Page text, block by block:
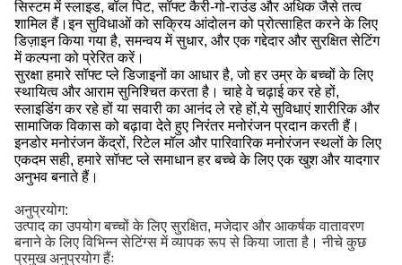
सिस्टम में स्लाइड, बॉल पिट, सॉफ्ट कैरी-गो-राउंड और अधिक जैसे तत्व
शामिल हैं।इन सुविधाओं को सक्रिय आंदोलन को प्रोत्साहित करने के लिए
डिज़ाइन किया गया है, समन्वय में सुधार, और एक गद्देदार और सुरक्षित सेटिंग
में कल्पना को प्रेरित करें।
सुरक्षा हमारे सॉफ्ट प्ले डिजाइनों का आधार है, जो हर उम्र के बच्चों के लिए
स्थायित्व और आराम सुनिश्चित करता है। चाहे वे चढ़ाई कर रहे हों,
स्लाइडिंग कर रहे हों या सवारी का आनंद ले रहे हों,ये सुविधाएं शारीरिक और
सामाजिक विकास को बढ़ावा देते हुए निरंतर मनोरंजन प्रदान करती हैं।
इनडोर मनोरंजन केंद्रों, रिटेल मॉल और पारिवारिक मनोरंजन स्थलों के लिए
एकदम सही, हमारे सॉफ्ट प्ले समाधान हर बच्चे के लिए एक खुश और यादगार
अनुभव बनाते हैं।
अनुप्रयोग:
उत्पाद का उपयोग बच्चों के लिए सुरक्षित, मजेदार और आकर्षक वातावरण
बनाने के लिए विभिन्न सेटिंग्स में व्यापक रूप से किया जाता है। नीचे कुछ
प्रमुख अनुप्रयोग हैंः